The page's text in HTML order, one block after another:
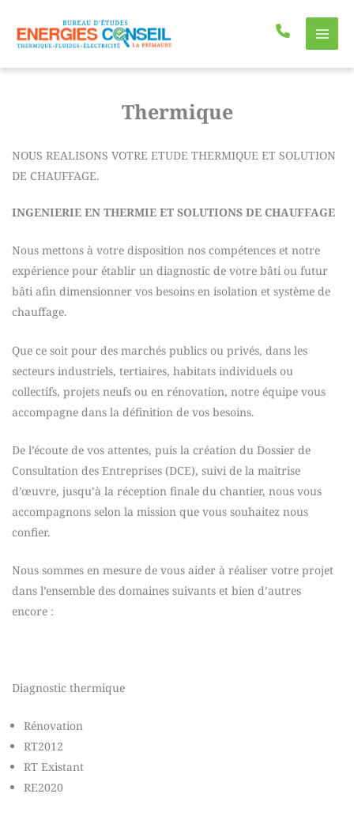
contenu
Thermique
NOUS REALISONS VOTRE ETUDE THERMIQUE ET SOLUTION
DE CHAUFFAGE.
INGENIERIE EN THERMIE ET SOLUTIONS DE CHAUFFAGE
Nous mettons à votre disposition nos compétences et notre
expérience pour établir un diagnostic de votre bâti ou futur
bâti afin dimensionner vos besoins en isolation et système de
chauffage.
Que ce soit pour des marchés publics ou privés, dans les
secteurs industriels, tertiaires, habitats individuels ou
collectifs, projets neufs ou en rénovation, notre équipe vous
accompagne dans la définition de vos besoins.
De l’écoute de vos attentes, puis la création du Dossier de
Consultation des Entreprises (DCE), suivi de la maitrise
d’œuvre, jusqu’à la réception finale du chantier, nous vous
accompagnons selon la mission que vous souhaitez nous
confier.
Nous sommes en mesure de vous aider à réaliser votre projet
dans l’ensemble des domaines suivants et bien d’autres
encore :
Diagnostic thermique
Rénovation
RT2012
RT Existant
RE2020